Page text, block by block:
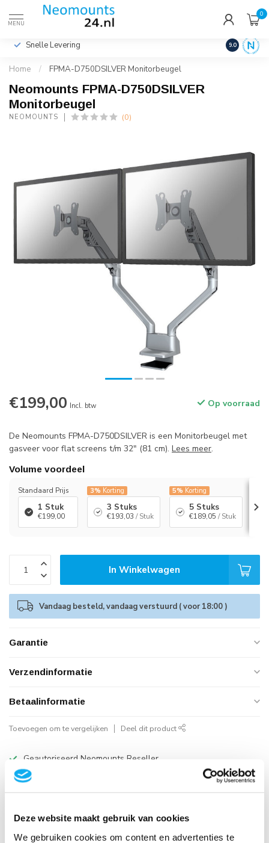
Deze website maakt gebruik van cookies
We gebruiken cookies om content en advertenties te
MENU
0
Incl. btw
Snelle Levering Hoge
9.0
Home / FPMA-D750DSILVER Monitorbeugel
Neomounts FPMA-D750DSILVER
Monitorbeugel
NEOMOUNTS (0)
€199,00 Incl. btw Op voorraad
De Neomounts FPMA-D750DSILVER is een Monitorbeugel met
gasveer voor flat screens t/m 32" (81 cm). Lees meer.
Volume voordeel
Standaard Prijs
1 Stuk
€199,00
3% Korting
3 Stuks
€193,03 / Stuk
5% Korting
5 Stuks
€189,05 / Stuk
In Winkelwagen
Vandaag besteld, vandaag verstuurd ( voor 18:00 )
Garantie
Verzendinformatie
Betaalinformatie
Toevoegen om te vergelijken Deel dit product
Geautoriseerd Neomounts Reseller
Snelle Levering
Hoge Kwaliteit
HANDLEIDING